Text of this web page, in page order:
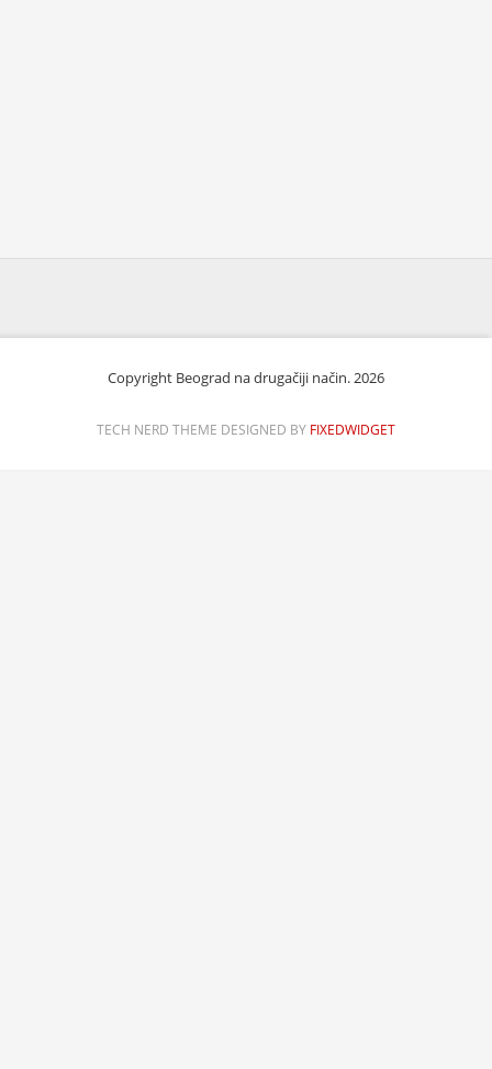
Copyright Beograd na drugačiji način. 2026
TECH NERD THEME DESIGNED BY FIXEDWIDGET